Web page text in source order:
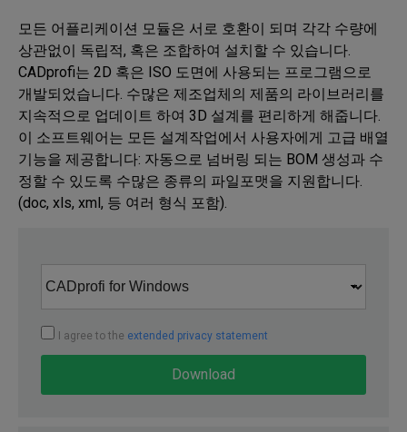
모든 어플리케이션 모듈은 서로 호환이 되며 각각 수량에
상관없이 독립적, 혹은 조합하여 설치할 수 있습니다.
CADprofi는 2D 혹은 ISO 도면에 사용되는 프로그램으로
개발되었습니다. 수많은 제조업체의 제품의 라이브러리를
지속적으로 업데이트 하여 3D 설계를 편리하게 해줍니다.
이 소프트웨어는 모든 설계작업에서 사용자에게 고급 배열
기능을 제공합니다: 자동으로 넘버링 되는 BOM 생성과 수
정할 수 있도록 수많은 종류의 파일포맷을 지원합니다.
(doc, xls, xml, 등 여러 형식 포함).
I agree to the extended privacy statement
Download